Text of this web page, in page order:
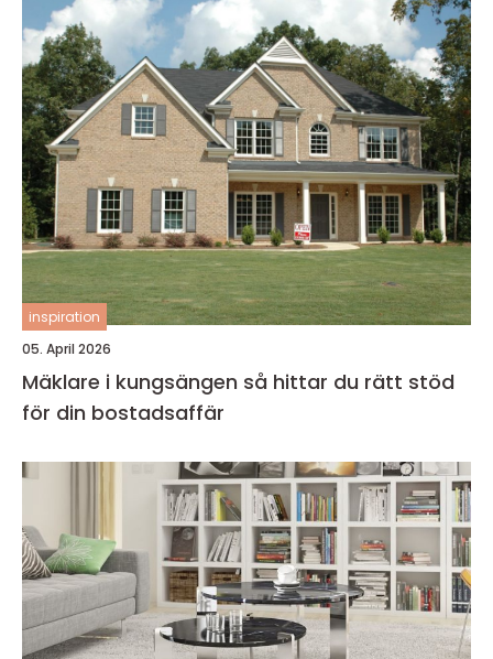
inspiration
05. April 2026
Mäklare i kungsängen så hittar du rätt stöd
för din bostadsaffär